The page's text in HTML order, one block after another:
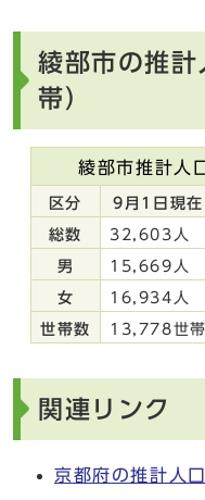
綾部市の推
帯）
綾部市推計人
区分 9月1日現在
総数 32,603人
男 15,669人
女 16,934人
世帯数 13,778世帯
関連リンク
京都府の推計人